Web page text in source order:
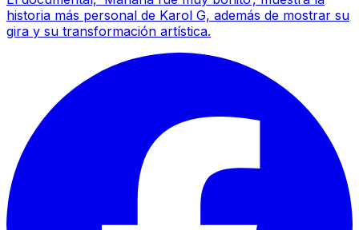
historia más personal de Karol G, además de mostrar su
gira y su transformación artística.